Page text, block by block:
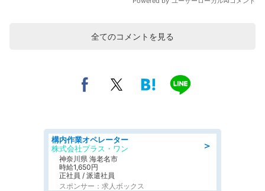
全てのコメントを見る
＞
構内作業オペレーター
株式会社プラス・ワン
神奈川県 海老名市
時給1,650円
正社員 / 派遣社員
スポンサー：求人ボックス